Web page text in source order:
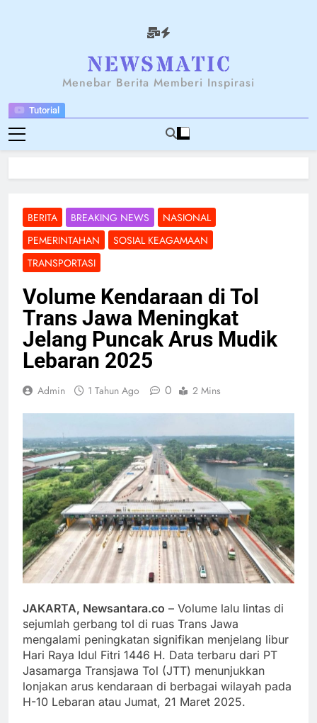
Tutorial
NEWSANTARA
Menebar Berita Memberi Inspirasi
BERITA BREAKING NEWS
NASIONAL
PEMERINTAHAN
SOSIAL KEAGAMAAN
TRANSPORTASI
Volume Kendaraan di Tol
Trans Jawa Meningkat
Jelang Puncak Arus Mudik
Lebaran 2025
Admin 1 Tahun Ago 0 2 Mins
JAKARTA, Newsantara.co – Volume lalu lintas di
sejumlah gerbang tol di ruas Trans Jawa
mengalami peningkatan signifikan menjelang libur
Hari Raya Idul Fitri 1446 H. Data terbaru dari PT
Jasamarga Transjawa Tol (JTT) menunjukkan
lonjakan arus kendaraan di berbagai wilayah pada
H-10 Lebaran atau Jumat, 21 Maret 2025.